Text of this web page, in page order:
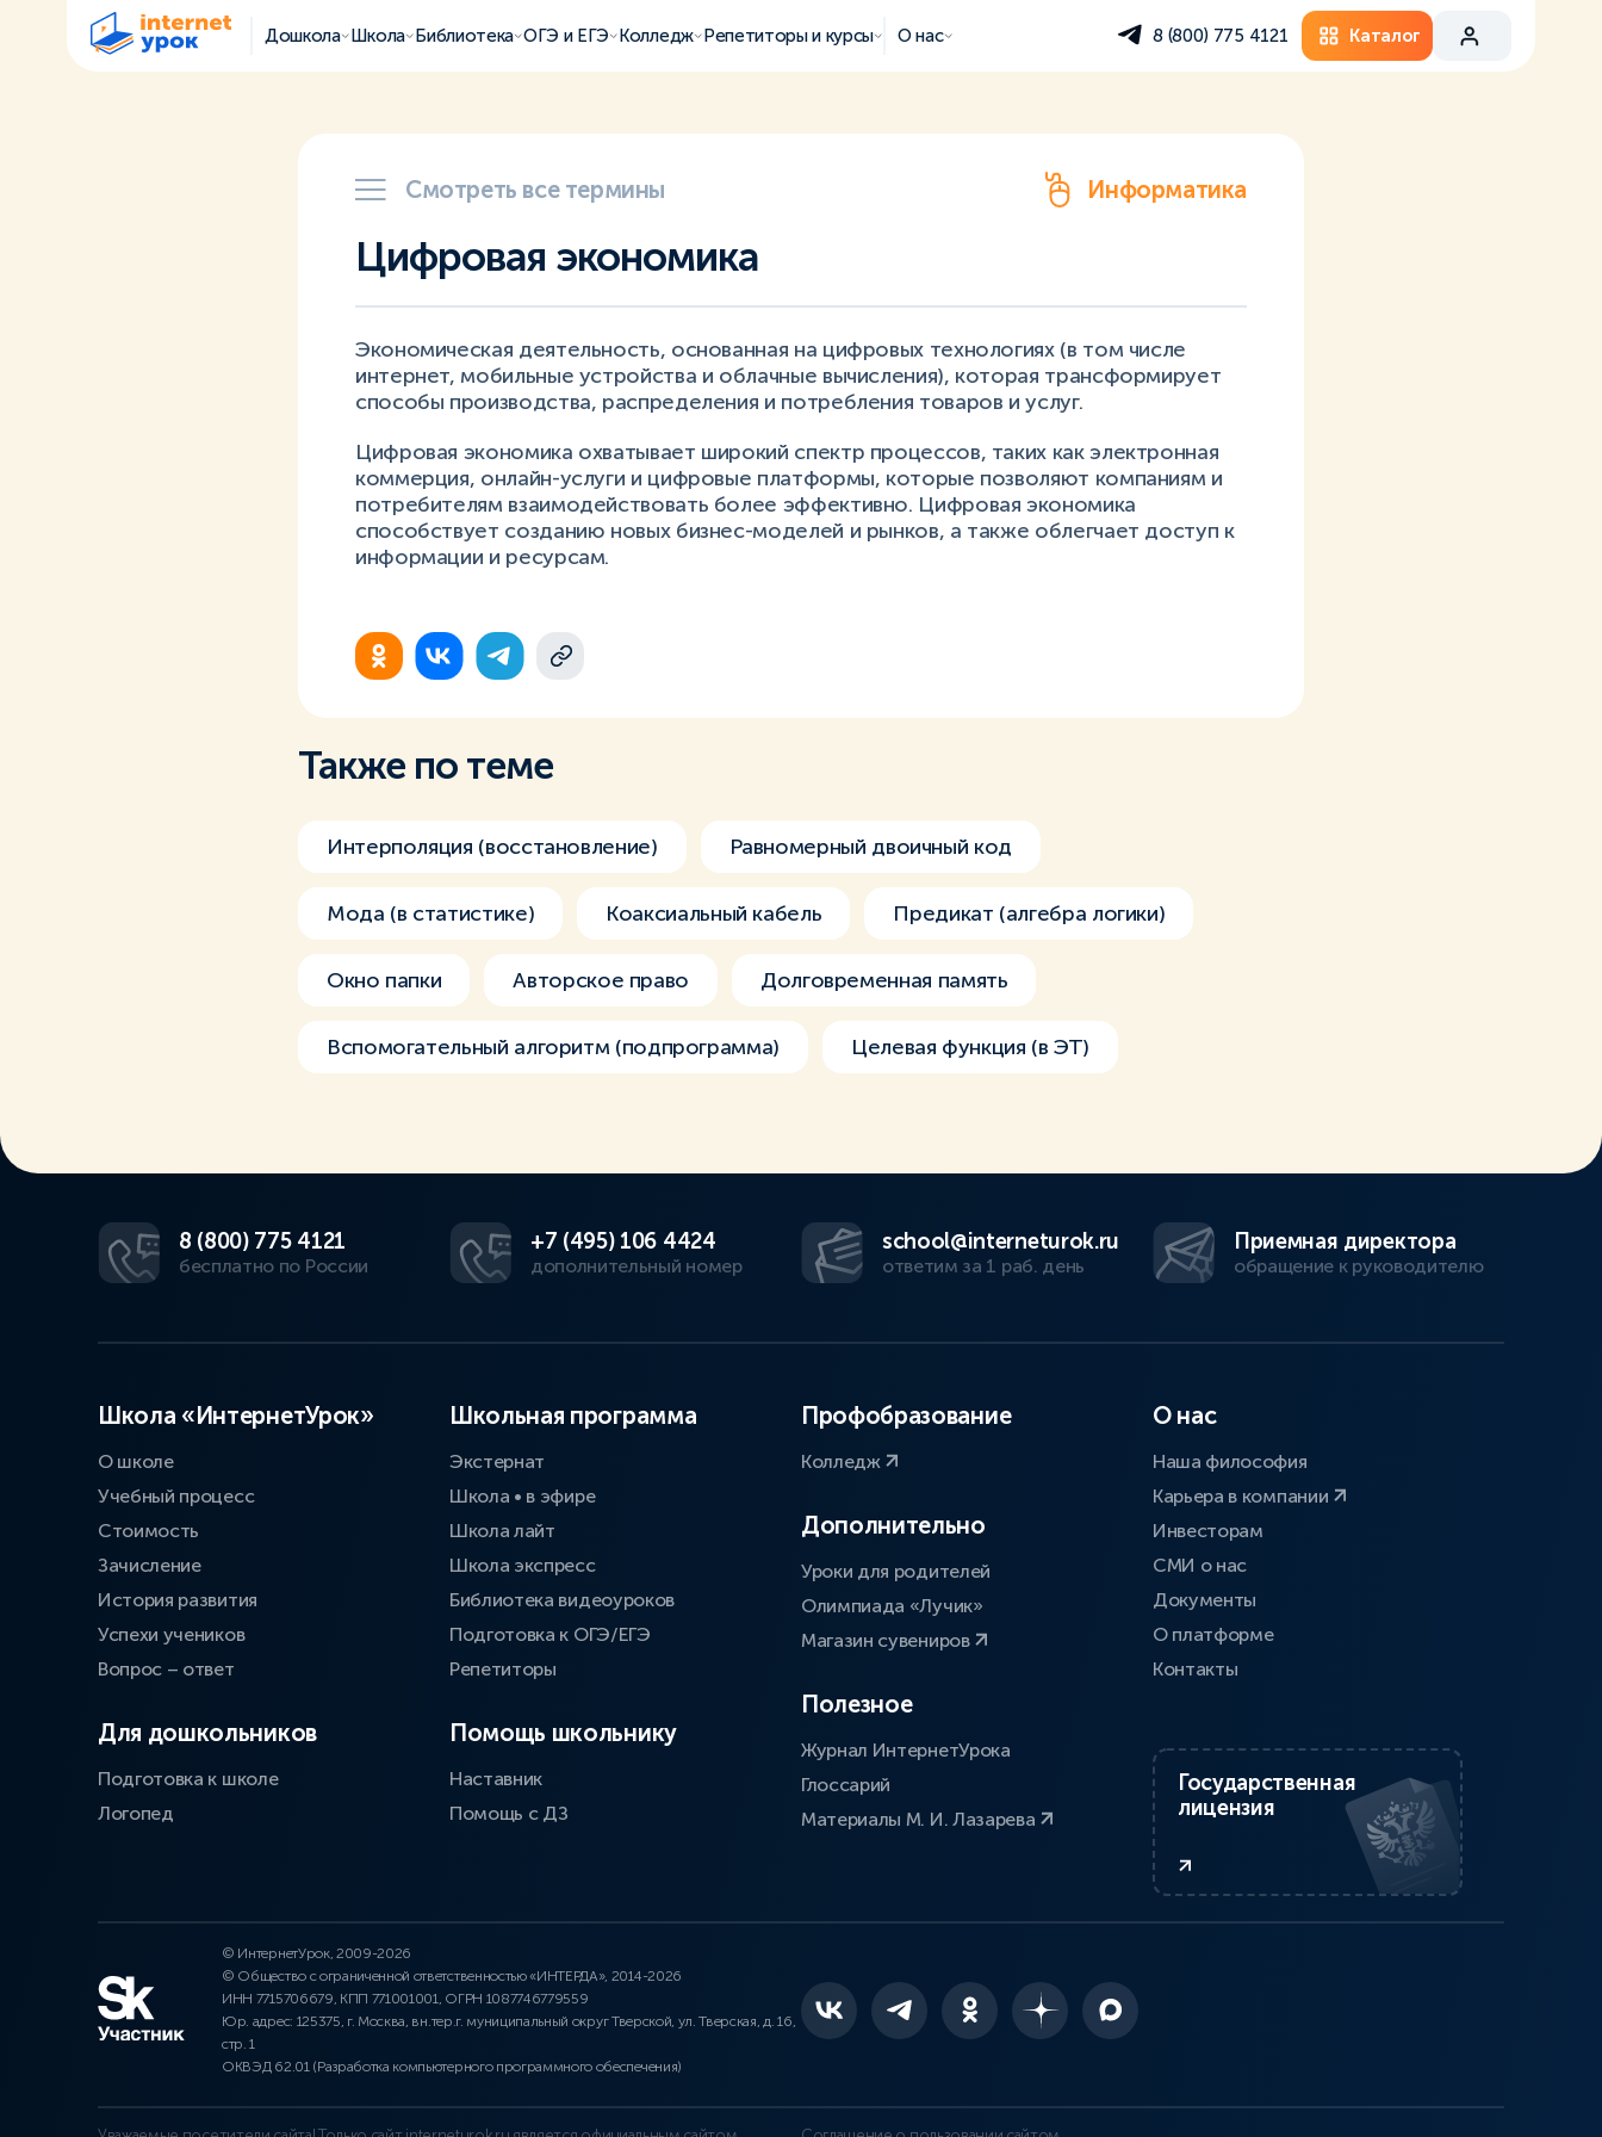
Дошкола Школа Библиотека ОГЭ и ЕГЭ Колледж Репетиторы и курсы О нас 8 (800) 775 4121 Каталог
Смотреть все термины Информатика
Цифровая экономика
Экономическая деятельность, основанная на цифровых технологиях (в том числе
интернет, мобильные устройства и облачные вычисления), которая трансформирует
способы производства, распределения и потребления товаров и услуг.
Цифровая экономика охватывает широкий спектр процессов, таких как электронная
коммерция, онлайн-услуги и цифровые платформы, которые позволяют компаниям и
потребителям взаимодействовать более эффективно. Цифровая экономика
способствует созданию новых бизнес-моделей и рынков, а также облегчает доступ к
информации и ресурсам.
Также по теме
Интерполяция (восстановление) Равномерный двоичный код
Мода (в статистике) Коаксиальный кабель Предикат (алгебра логики)
Окно папки Авторское право Долговременная память
Вспомогательный алгоритм (подпрограмма) Целевая функция (в ЭТ)
8 (800) 775 4121
бесплатно по России
+7 (495) 106 4424
дополнительный номер
school@interneturok.ru
ответим за 1 раб. день
Приемная директора
обращение к руководителю
Школа «ИнтернетУрок»
О школе
Учебный процесс
Стоимость
Зачисление
История развития
Успехи учеников
Вопрос – ответ
Для дошкольников
Подготовка к школе
Логопед
Школьная программа
Экстернат
Школа • в эфире
Школа лайт
Школа экспресс
Библиотека видеоуроков
Подготовка к ОГЭ/ЕГЭ
Репетиторы
Помощь школьнику
Наставник
Помощь с ДЗ
Профобразование
Колледж
Дополнительно
Уроки для родителей
Олимпиада «Лучик»
Магазин сувениров
Полезное
Журнал ИнтернетУрока
Глоссарий
Материалы М. И. Лазарева
О нас
Наша философия
Карьера в компании
Инвесторам
СМИ о нас
Документы
О платформе
Контакты
Государственная
лицензия
© ИнтернетУрок, 2009-2026
© Общество с ограниченной ответственностью «ИНТЕРДА», 2014-2026
ИНН 7715706679, КПП 771001001, ОГРН 1087746779559
Юр. адрес: 125375, г. Москва, вн.тер.г. муниципальный округ Тверской, ул. Тверская, д. 16,
стр. 1
ОКВЭД 62.01 (Разработка компьютерного программного обеспечения)